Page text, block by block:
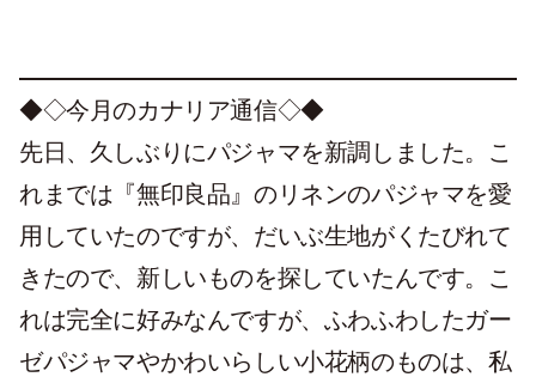
◆◇今月のカナリア通信◇◆
先日、久しぶりにパジャマを新調しました。こ
れまでは『無印良品』のリネンのパジャマを愛
用していたのですが、だいぶ生地がくたびれて
きたので、新しいものを探していたんです。こ
れは完全に好みなんですが、ふわふわしたガー
ゼパジャマやかわいらしい小花柄のものは、私